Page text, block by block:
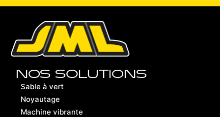
NOS SOLUTIONS
Sable à vert
Noyautage
Machine vibrante